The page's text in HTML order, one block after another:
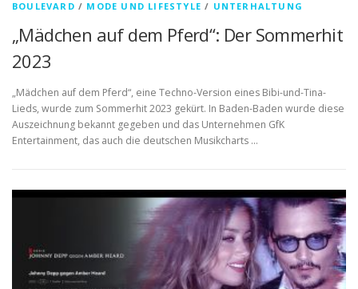
BOULEVARD / MODE UND LIFESTYLE / UNTERHALTUNG
„Mädchen auf dem Pferd“: Der Sommerhit
2023
„Mädchen auf dem Pferd“, eine Techno-Version eines Bibi-und-Tina-
Lieds, wurde zum Sommerhit 2023 gekürt. In Baden-Baden wurde diese
Auszeichnung bekannt gegeben und das Unternehmen GfK
Entertainment, das auch die deutschen Musikcharts …